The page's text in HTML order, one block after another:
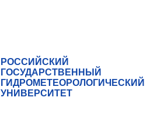
РОССИЙСКИЙ
ГОСУДАРСТВЕННЫЙ
ГИДРОМЕТЕОРОЛОГИЧЕСКИЙ
УНИВЕРСИТЕТ